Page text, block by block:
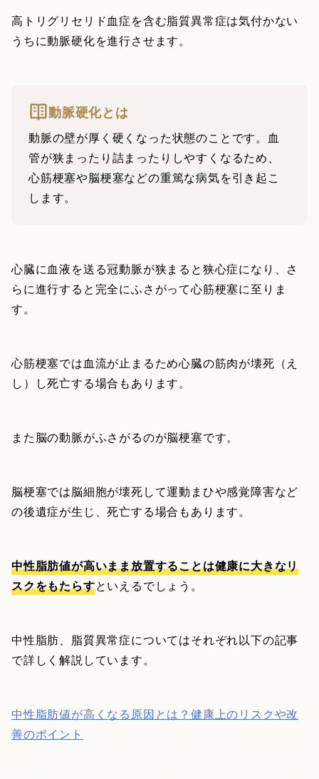
高トリグリセリド血症を含む脂質異常症は気付かない
うちに動脈硬化を進行させます。
動脈硬化とは
動脈の壁が厚く硬くなった状態のことです。血
管が狭まったり詰まったりしやすくなるため、
心筋梗塞や脳梗塞などの重篤な病気を引き起こ
します。
心臓に血液を送る冠動脈が狭まると狭心症になり、さ
らに進行すると完全にふさがって心筋梗塞に至りま
す。
心筋梗塞では血流が止まるため心臓の筋肉が壊死（え
し）し死亡する場合もあります。
また脳の動脈がふさがるのが脳梗塞です。
脳梗塞では脳細胞が壊死して運動まひや感覚障害など
の後遺症が生じ、死亡する場合もあります。
中性脂肪値が高いまま放置することは健康に大きなリ
スクをもたらすといえるでしょう。
中性脂肪、脂質異常症についてはそれぞれ以下の記事
で詳しく解説しています。
中性脂肪値が高くなる原因とは？健康上のリスクや改
善のポイント